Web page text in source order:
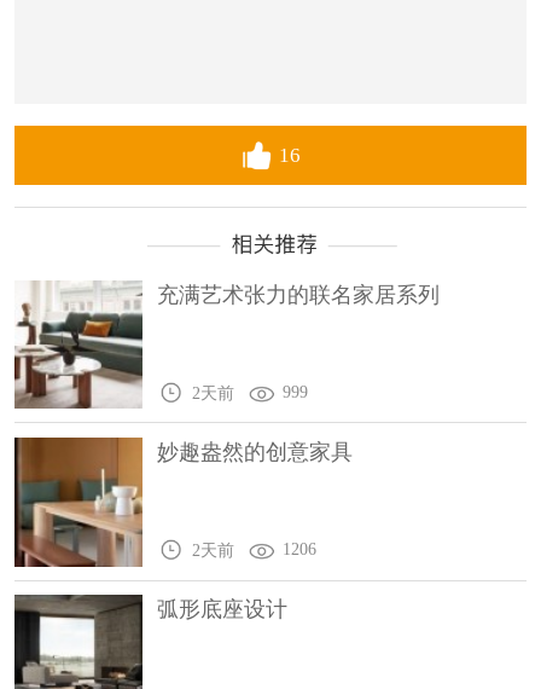
16
充满艺术张力的联名家居系列
2天前 999
妙趣盎然的创意家具
2天前 1206
弧形底座设计